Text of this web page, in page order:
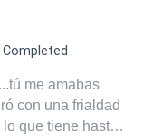
está contenta
lo más preciado
las sombras.
Completed
me amabas
que tiene hasta